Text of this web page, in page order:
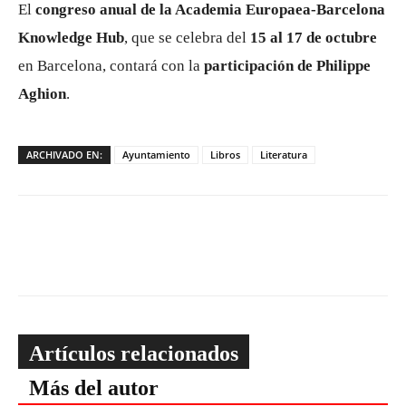
El congreso anual de la Academia Europaea-Barcelona
Knowledge Hub, que se celebra del 15 al 17 de octubre
en Barcelona, contará con la participación de Philippe
Aghion.
ARCHIVADO EN: Ayuntamiento Libros Literatura
Artículos relacionados
Más del autor